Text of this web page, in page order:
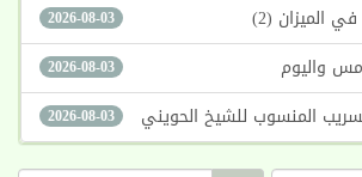
2026-08-03 الميزان (2)
2026-08-03 واليوم
2026-08-03 المنسوب للشيخ الحويني